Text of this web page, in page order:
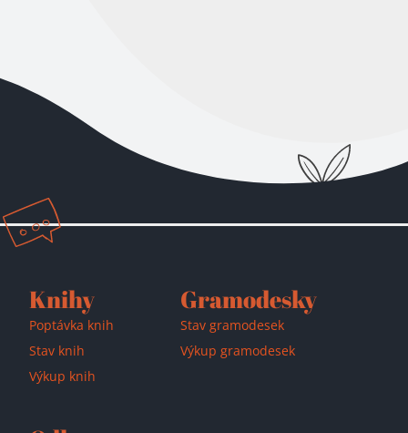
Knihy
Poptávka knih
Stav knih
Výkup knih
Gramodesky
Stav gramodesek
Výkup gramodesek